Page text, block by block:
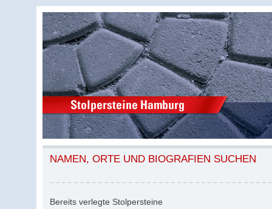
NAMEN, ORTE UND BIOGRAFIEN SUCHEN
Bereits verlegte Stolpersteine